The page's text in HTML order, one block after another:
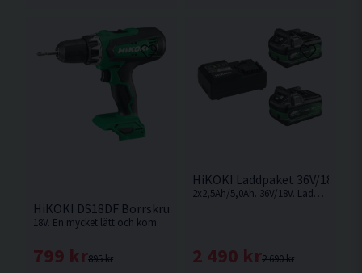
HiKOKI DS18DF Borrskruvdragare 18V
18V. En mycket lätt och kompakt borrskruvdragare från HiKOKI. Levereras utan batteri, laddare och låda men med manual.
895 kr
799 kr
HiKOKI Laddpaket 36V/18V
2x2,5Ah/5,0Ah. 36V/18V. Laddare och smarta Multivolt-batterier som ändrar volt-nivå beroende på vilken maskin som används. Ersättaren till BSL36A18.
2 690 kr
2 490 kr